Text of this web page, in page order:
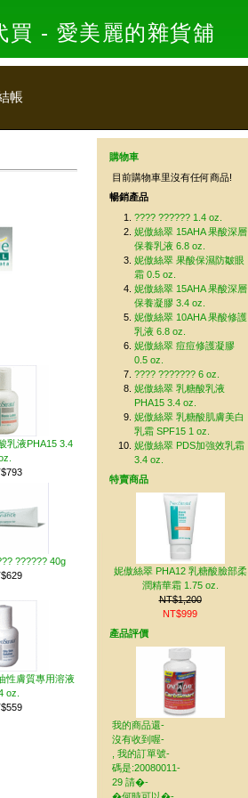
帳
乳液PHA15 3.4
?????? 40g
性膚質專用溶液
oz.
購物車
目前購物車里沒有任何商品!
暢銷產品
???? ?????? 1.4 oz.
妮傲絲翠 15AHA 果酸深層
保養乳液 6.8 oz.
妮傲絲翠 果酸保濕防皺眼
霜 0.5 oz.
妮傲絲翠 15AHA 果酸深層
保養凝膠 3.4 oz.
妮傲絲翠 10AHA 果酸修護
乳液 6.8 oz.
妮傲絲翠 痘痘修護凝膠
0.5 oz.
???? ??????? 6 oz.
妮傲絲翠 乳糖酸乳液
PHA15 3.4 oz.
妮傲絲翠 乳糖酸肌膚美白
乳霜 SPF15 1 oz.
妮傲絲翠 PDS加強效乳霜
3.4 oz.
特賣商品
妮傲絲翠 PHA12 乳糖酸臉部柔
潤精華霜 1.75 oz.
NT$1,200
NT$999
產品評價
我的商品還-
沒有收到喔-
, 我的訂單號-
碼是:20080011-
29 請�-
買 - 愛美麗的雜貨舖